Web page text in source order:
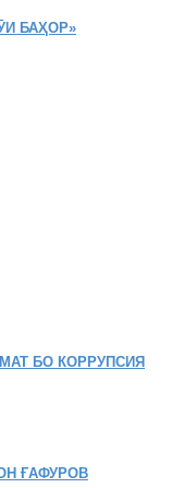
БАҲОР»
БО КОРРУПСИЯ
ҒАФУРОВ